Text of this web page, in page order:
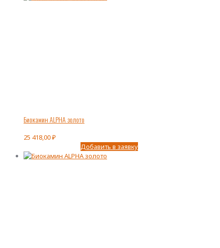
Биокамин ALPHA золото
25 418,00₽
Добавить в заявку